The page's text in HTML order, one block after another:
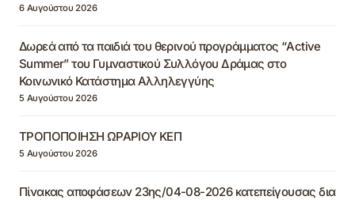
6 Αυγούστου 2026
Δωρεά από τα παιδιά του θερινού προγράμματος “Active
Summer” του Γυμναστικού Συλλόγου Δράμας στο
Κοινωνικό Κατάστημα Αλληλεγγύης
5 Αυγούστου 2026
ΤΡΟΠΟΠΟΙΗΣΗ ΩΡΑΡΙΟΥ ΚΕΠ
5 Αυγούστου 2026
Πίνακας αποφάσεων 23ης/04-08-2026 κατεπείγουσας δια